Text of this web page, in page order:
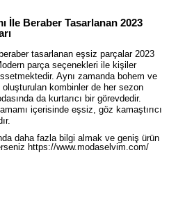
İle Beraber Tasarlanan 2023
tasarlanan eşsiz parçalar 2023
parça seçenekleri ile kişiler
Aynı zamanda bohem ve
kombinler de her sezon
da kurtarıcı bir görevdedir.
içerisinde eşsiz, göz kamaştırıcı
daha fazla bilgi almak ve geniş ürün
https://www.modaselvim.com/